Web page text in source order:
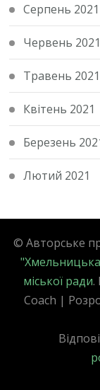
Серпень 2021
Червень 2021
Травень 2021
Квітень 2021
Березень
Лютий 2021
© Авторське
"Хмельницька
міської ради.
Coach |